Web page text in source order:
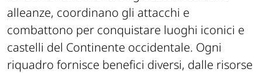
alleanze, coordinano gli attacchi e
combattono per conquistare luoghi iconici e
castelli del Continente occidentale. Ogni
riquadro fornisce benefici diversi, dalle risorse